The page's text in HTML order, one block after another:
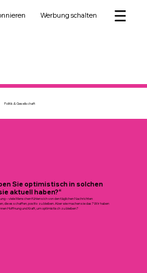
Werbung schalten
Politik & Gesellschaft
Sie optimistisch in solchen
aktuell haben?“
– viele Menschen fühlen sich von den täglichen Nachrichten
die es schaffen, positiv zu bleiben. Aber wie machen sie das? Wir haben
Hoffnung und Kraft, um optimistisch zu bleiben?